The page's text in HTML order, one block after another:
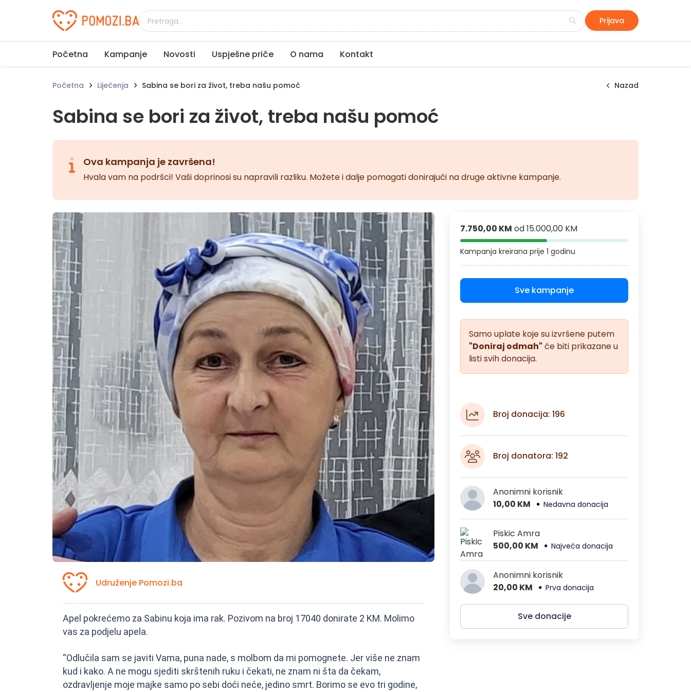
Udruženje Pomozi.ba Prijava
Početna Kampanje Novosti Uspješne priče O nama Kontakt
Početna Liječenja Sabina se bori za život, treba našu pomoć Nazad
Sabina se bori za život, treba našu pomoć
Ova kampanja je završena!
Hvala vam na podršci! Vaši doprinosi su napravili razliku. Možete i dalje pomagati donirajući na druge aktivne kampanje.
Udruženje Pomozi.ba
Apel pokrećemo za Sabinu koja ima rak. Pozivom na broj 17040 donirate 2 KM. Molimo
vas za podjelu apela.
“Odlučila sam se javiti Vama, puna nade, s molbom da mi pomognete. Jer više ne znam
kud i kako. A ne mogu sjediti skrštenih ruku i čekati, ne znam ni šta da čekam,
ozdravljenje moje majke samo po sebi doći neće, jedino smrt. Borimo se evo tri godine,
7.750,00 KM od15.000,00 KM
Kampanja kreiranaprije 1 godinu
Sve kampanje
Samo uplate koje su izvršene putem
"Doniraj odmah" će biti prikazane u
listi svih donacija.
Broj donacija: 196
Broj donatora: 192
Anonimni korisnik
10,00 KM
Nedavna donacija
Piskic Amra
500,00 KM
Najveća donacija
Anonimni korisnik
20,00 KM
Prva donacija
Sve donacije